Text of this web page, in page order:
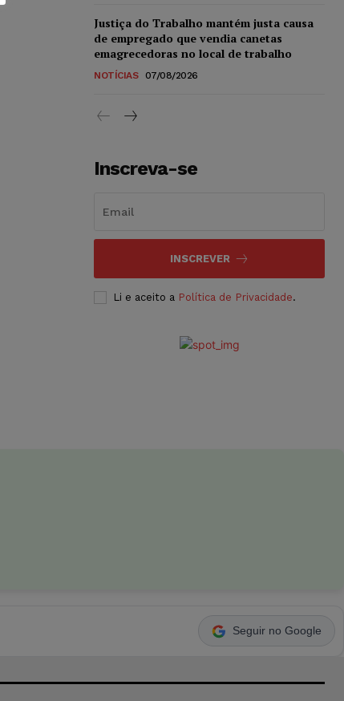
Justiça do Trabalho mantém justa causa
de empregado que vendia canetas
emagrecedoras no local de trabalho
NOTÍCIAS 07/08/2026
Inscreva-se
INSCREVER
Li e aceito a Política de Privacidade.
Seguir no Google